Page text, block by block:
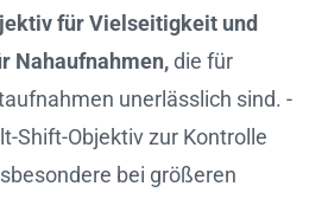
für Vielseitigkeit und
Nahaufnahmen,die für
unerlässlich sind. -
Shift-Objektiv zur Kontrolle
bei größeren